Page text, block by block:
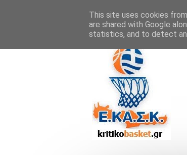
This site uses cookies
are shared with Google
statistics, and to detect